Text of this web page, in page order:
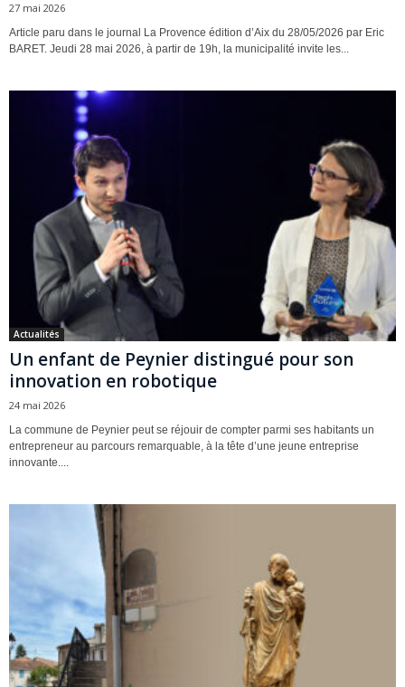
27 mai 2026
Article paru dans le journal La Provence édition d’Aix du 28/05/2026 par Eric
BARET. Jeudi 28 mai 2026, à partir de 19h, la municipalité invite les...
Actualités
Un enfant de Peynier distingué pour son
innovation en robotique
24 mai 2026
La commune de Peynier peut se réjouir de compter parmi ses habitants un
entrepreneur au parcours remarquable, à la tête d’une jeune entreprise
innovante....